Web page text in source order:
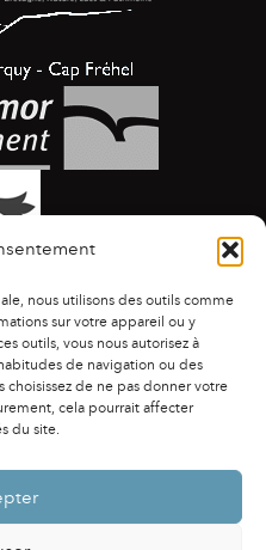
nous utilisons des outils comme
sur votre appareil ou y
outils, vous nous autorisez à
de navigation ou des
choisissez de ne pas donner votre
cela pourrait affecter
du site.
| ASSOCIATIONS
|
ESPACE PRESSE